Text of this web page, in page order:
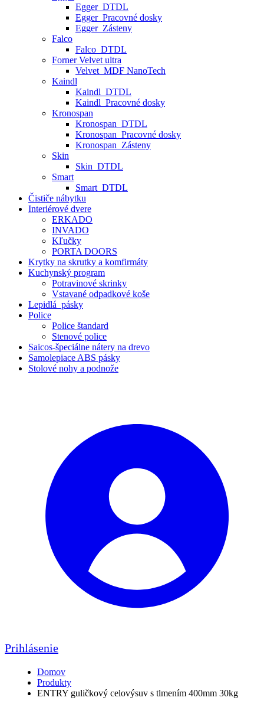
Egger_DTDL
Egger_Pracovné dosky
Egger_Zásteny
Falco
Falco_DTDL
Forner Velvet ultra
Velvet_MDF NanoTech
Kaindl
Kaindl_DTDL
Kaindl_Pracovné dosky
Kronospan
Kronospan_DTDL
Kronospan_Pracovné dosky
Kronospan_Zásteny
Skin
Skin_DTDL
Smart
Smart_DTDL
Čističe nábytku
Interiérové dvere
ERKADO
INVADO
Kľučky
PORTA DOORS
Krytky na skrutky a komfirmáty
Kuchynský program
Potravinové skrinky
Vstavané odpadkové koše
Lepidlá_pásky
Police
Police štandard
Stenové police
Saicos-špeciálne nátery na drevo
Samolepiace ABS pásky
Stolové nohy a podnože
Prihlásenie
Domov
Produkty
ENTRY guličkový celovýsuv s tlmením 400mm 30kg